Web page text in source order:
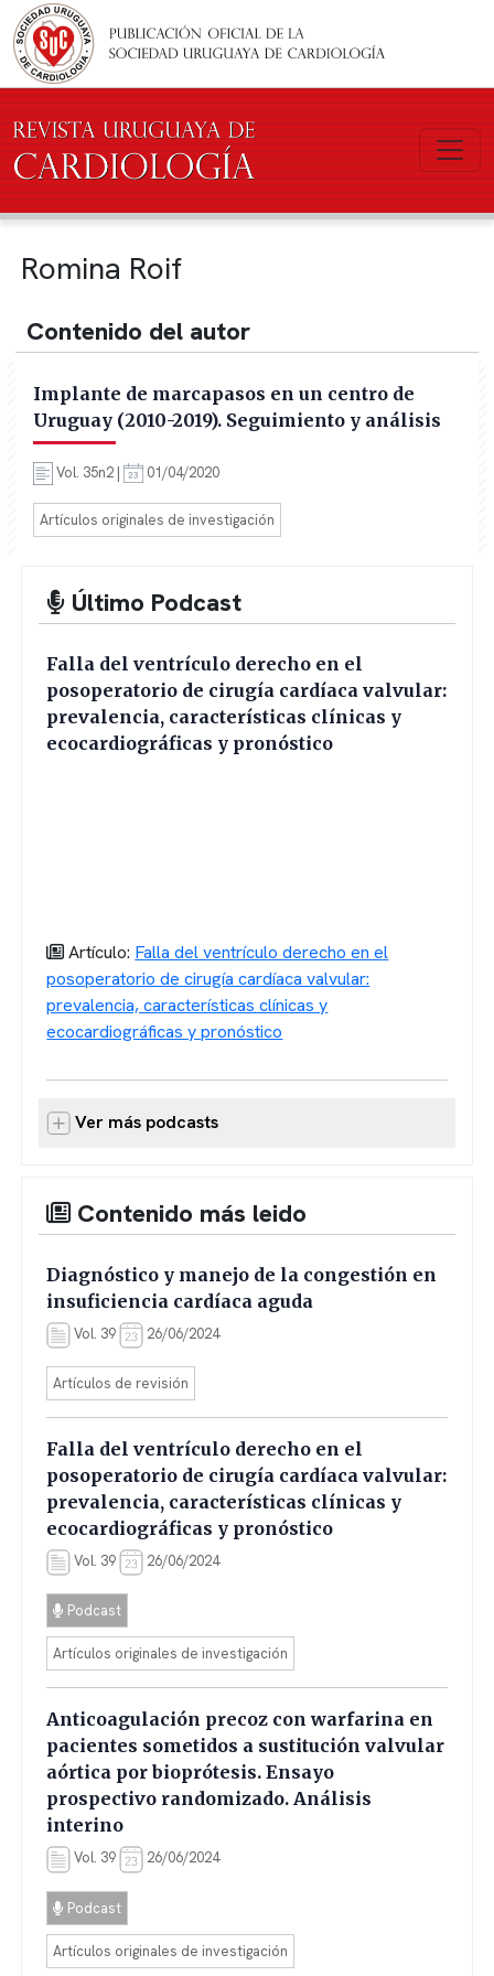
Pasar al contenido principal
Romina Roif
Contenido del autor
Implante de marcapasos en un centro de
Uruguay (2010-2019). Seguimiento y análisis
Vol. 35n2 | 01/04/2020
Artículos originales de investigación
Último Podcast
Falla del ventrículo derecho en el
posoperatorio de cirugía cardíaca valvular:
prevalencia, características clínicas y
ecocardiográficas y pronóstico
Artículo: Falla del ventrículo derecho en el
posoperatorio de cirugía cardíaca valvular:
prevalencia, características clínicas y
ecocardiográficas y pronóstico
Ver más podcasts
Contenido más leido
Diagnóstico y manejo de la congestión en
insuficiencia cardíaca aguda
Vol. 39 26/06/2024
Artículos de revisión
Falla del ventrículo derecho en el
posoperatorio de cirugía cardíaca valvular:
prevalencia, características clínicas y
ecocardiográficas y pronóstico
Vol. 39 26/06/2024
Podcast
Artículos originales de investigación
Anticoagulación precoz con warfarina en
pacientes sometidos a sustitución valvular
aórtica por bioprótesis. Ensayo
prospectivo randomizado. Análisis
interino
Vol. 39 26/06/2024
Podcast
Artículos originales de investigación